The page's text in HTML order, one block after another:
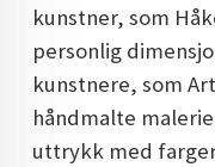
kunstner, som
personlig
kunstnere, som
håndmalte
uttrykk med